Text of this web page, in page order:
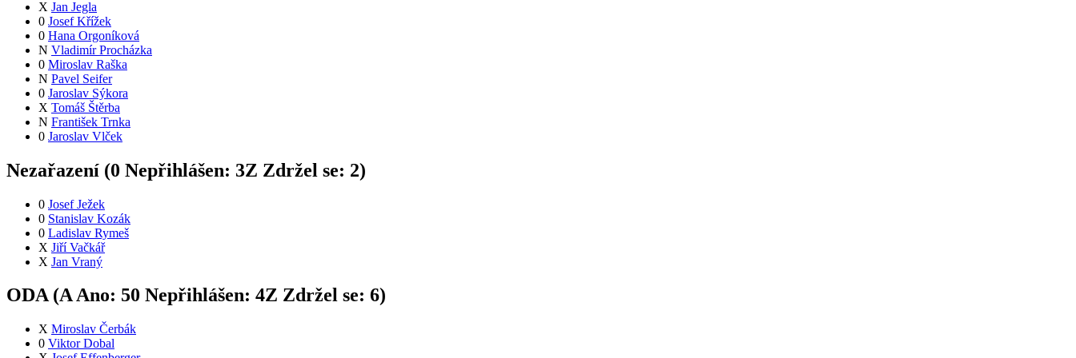
X Jan Jegla
0 Josef Křížek
0 Hana Orgoníková
N Vladimír Procházka
0 Miroslav Raška
N Pavel Seifer
0 Jaroslav Sýkora
X Tomáš Štěrba
N František Trnka
0 Jaroslav Vlček
Nezařazení (0 Nepřihlášen: 3Z Zdržel se: 2)
0 Josef Ježek
0 Stanislav Kozák
0 Ladislav Rymeš
X Jiří Vačkář
X Jan Vraný
ODA (AAno: 50 Nepřihlášen: 4Z Zdržel se: 6)
X Miroslav Čerbák
0 Viktor Dobal